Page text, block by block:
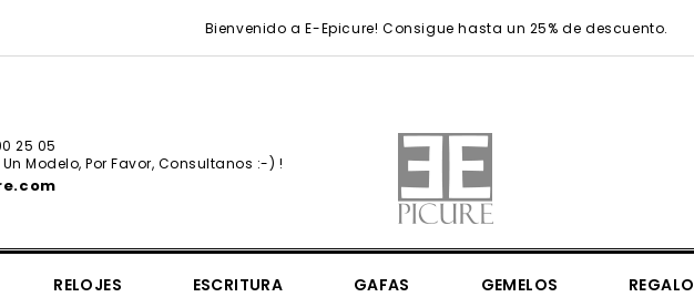
Bienvenido a E-Epicure! Consigue hasta un 25% de descuento.
25 05
Modelo, Por Favor, Consultanos :-) !
RELOJES ESCRITURA GAFAS GEMELOS